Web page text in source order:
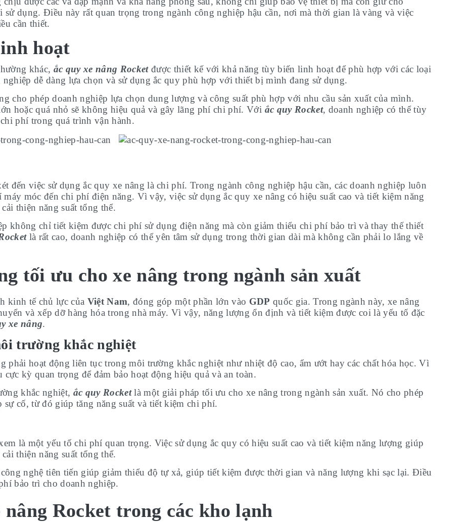
dụng. Điều này rất quan trọng trong ngành công nghiệp hậu cần, nơi mà thời gian là vàng và việc
cần thiết.
hoạt
khác, ắc quy xe nâng Rocketđược thiết kế với khả năng tùy biến linh hoạt để phù hợp với các loại
dễ dàng lựa chọn và sử dụng ắc quy phù hợp với thiết bị mình đang sử dụng.
cho phép doanh nghiệp lựa chọn dung lượng và công suất phù hợp với nhu cầu sản xuất của mình.
hoặc quá nhỏ sẽ không hiệu quả và gây lãng phí chi phí. Với ắc quy Rocket, doanh nghiệp có thể tùy
phí trong quá trình vận hành.
đến việc sử dụng ắc quy xe nâng là chi phí. Trong ngành công nghiệp hậu cần, các doanh nghiệp luôn
móc đến chi phí điện năng. Vì vậy, việc sử dụng ắc quy xe nâng có hiệu suất cao và tiết kiệm năng
thiện năng suất tổng thể.
không chỉ tiết kiệm được chi phí sử dụng điện năng mà còn giảm thiểu chi phí bảo trì và thay thế thiết
là rất cao, doanh nghiệp có thể yên tâm sử dụng trong thời gian dài mà không cần phải lo lắng về
tối ưu cho xe nâng trong ngành sản xuất
kinh tế chủ lực của Việt Nam, đóng góp một phần lớn vào GDP quốc gia. Trong ngành này, xe nâng
và xếp dỡ hàng hóa trong nhà máy. Vì vậy, năng lượng ổn định và tiết kiệm được coi là yếu tố đặc
xe nâng.
trường khắc nghiệt
phải hoạt động liên tục trong môi trường khắc nghiệt như nhiệt độ cao, ẩm ướt hay các chất hóa học. Vì
kỳ quan trọng để đảm bảo hoạt động hiệu quả và an toàn.
khắc nghiệt, ắc quy Rocketlà một giải pháp tối ưu cho xe nâng trong ngành sản xuất. Nó cho phép
cố, từ đó giúp tăng năng suất và tiết kiệm chi phí.
là một yếu tố chi phí quan trọng. Việc sử dụng ắc quy có hiệu suất cao và tiết kiệm năng lượng giúp
thiện năng suất tổng thể.
nghệ tiên tiến giúp giảm thiểu độ tự xả, giúp tiết kiệm được thời gian và năng lượng khi sạc lại. Điều
bảo trì cho doanh nghiệp.
Rocket trong các kho lạnh